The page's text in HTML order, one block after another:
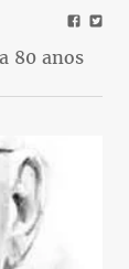
80 anos